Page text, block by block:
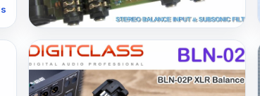
D-04BL-2
STEREO BALANCED INPUTS D-04BL-2
350 View Details